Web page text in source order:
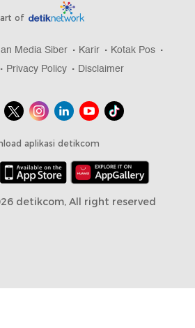
of
Media Siber Karir
Kotak Pos
Privacy Policy Disclaimer
aplikasi detikcom
detikcom, All right reserved